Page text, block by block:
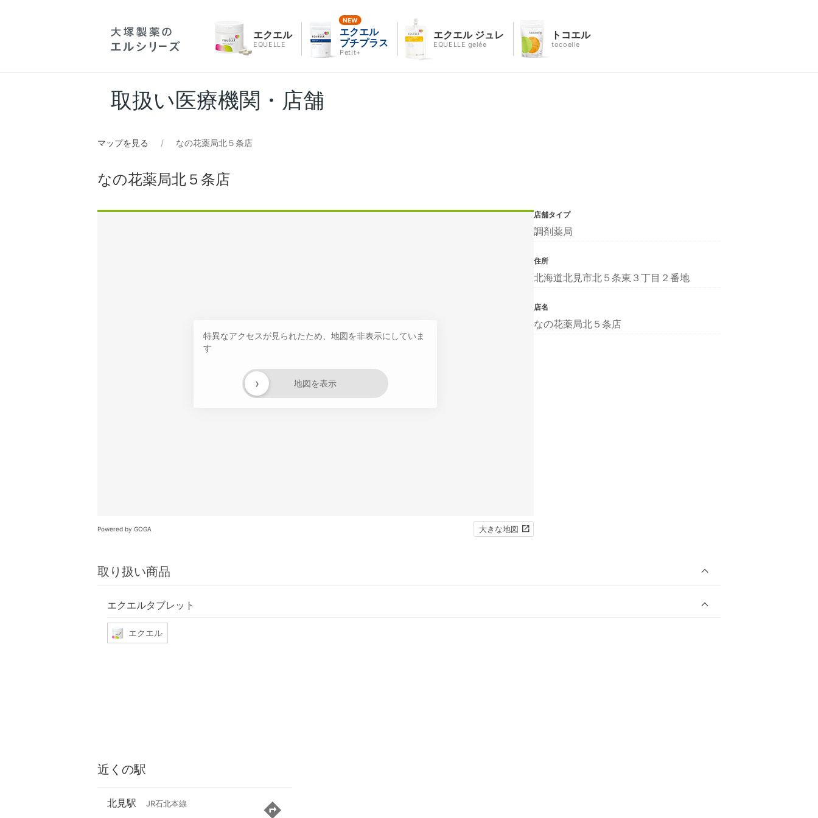
エクエル
EQUELLE
エクエル
プチプラス
Petit+
エクエル ジュレ
EQUELLE gelée
トコエル
tocoelle
取扱い医療機関・店舗
マップを見る なの花薬局北５条店
なの花薬局北５条店
特異なアクセスが見られたため、地図を非表示にしていま
す
地図を表示
›
Powered by GOGA 大きな地図
取り扱い商品
エクエルタブレット
エクエル
店舗タイプ
調剤薬局
住所
北海道北見市北５条東３丁目２番地
店名
なの花薬局北５条店
近くの駅
北見駅 JR石北本線